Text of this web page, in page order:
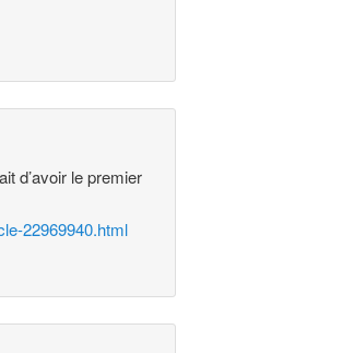
d’avoir le premier
22969940.html